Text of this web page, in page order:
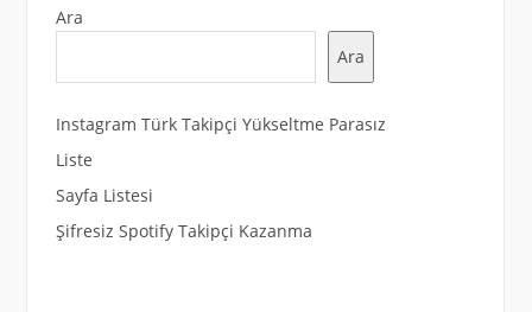
Ara
Ara
Instagram Türk Takipçi Yükseltme Parasız
Liste
Sayfa Listesi
Şifresiz Spotify Takipçi Kazanma